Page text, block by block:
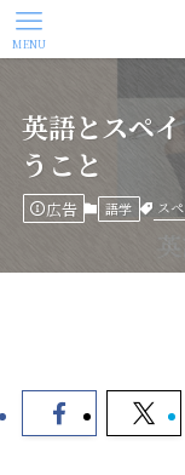
MENU
英語とスペ
うこと
広告 語学 ス